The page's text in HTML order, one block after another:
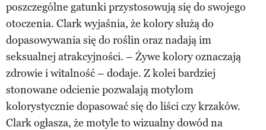
poszczególne gatunki przystosowują się do swojego
otoczenia. Clark wyjaśnia, że kolory służą do
dopasowywania się do roślin oraz nadają im
seksualnej atrakcyjności. – Żywe kolory oznaczają
zdrowie i witalność – dodaje. Z kolei bardziej
stonowane odcienie pozwalają motylom
kolorystycznie dopasować się do liści czy krzaków.
Clark ogłasza, że motyle to wizualny dowód na